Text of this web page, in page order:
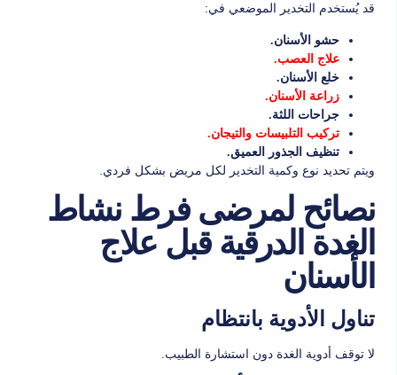
قد يُستخدم التخدير الموضعي في:
حشو الأسنان.
علاج العصب.
خلع الأسنان.
زراعة الأسنان.
جراحات اللثة.
تركيب التلبيسات والتيجان.
تنظيف الجذور العميق.
ويتم تحديد نوع وكمية التخدير لكل مريض بشكل فردي.
نصائح لمرضى فرط نشاط
الغدة الدرقية قبل علاج
الأسنان
تناول الأدوية بانتظام
لا توقف أدوية الغدة دون استشارة الطبيب.